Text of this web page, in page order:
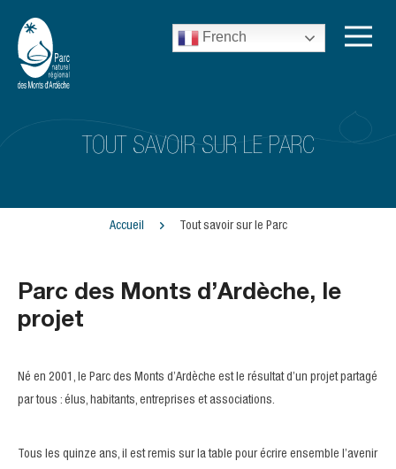
French
TOUT SAVOIR SUR LE PARC
Accueil Tout savoir sur le Parc
Parc des Monts d’Ardèche, le
projet
Né en 2001, le Parc des Monts d’Ardèche est le résultat d’un projet partagé
par tous : élus, habitants, entreprises et associations.
Tous les quinze ans, il est remis sur la table pour écrire ensemble l’avenir